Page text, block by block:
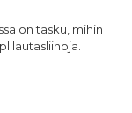
on tasku, mihin
lautasliinoja.